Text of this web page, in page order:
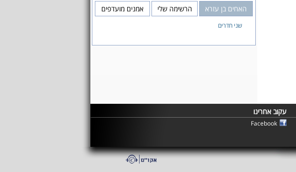
האחים בן עזרא הרשימה שלי אמנים מועדפים
שני חדרים
עקוב אחרינו
Facebook